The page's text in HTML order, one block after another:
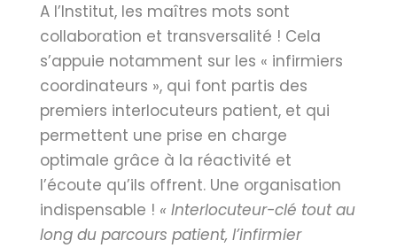
A l’Institut, les maîtres mots sont
collaboration et transversalité ! Cela
s’appuie notamment sur les « infirmiers
coordinateurs », qui font partis des
premiers interlocuteurs patient, et qui
permettent une prise en charge
optimale grâce à la réactivité et
l’écoute qu’ils offrent. Une organisation
indispensable ! « Interlocuteur-clé tout au
long du parcours patient, l’infirmier